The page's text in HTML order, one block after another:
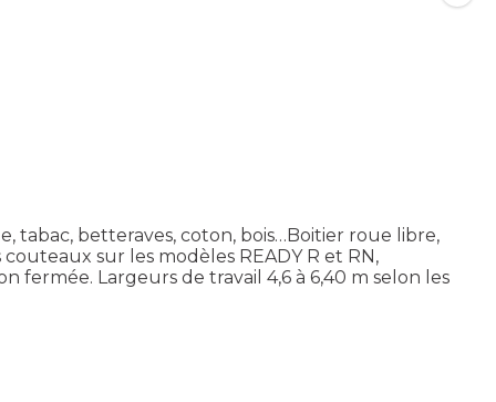
tabac, betteraves, coton, bois…Boitier roue libre,
sur les modèles READY R et RN,
Largeurs de travail 4,6 à 6,40 m selon les